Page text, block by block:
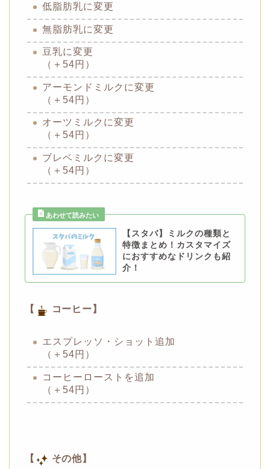
低脂肪乳に変更
無脂肪乳に変更
豆乳に変更
（＋54円）
アーモンドミルクに変更
（＋54円）
オーツミルクに変更
（＋54円）
ブレベミルクに変更
（＋54円）
【スタバ】ミルクの種類と
特徴まとめ！カスタマイズ
におすすめなドリンクも紹
介！
【 コーヒー】
エスプレッソ・ショット追加
（＋54円）
コーヒーローストを追加
（＋54円）
【 その他】